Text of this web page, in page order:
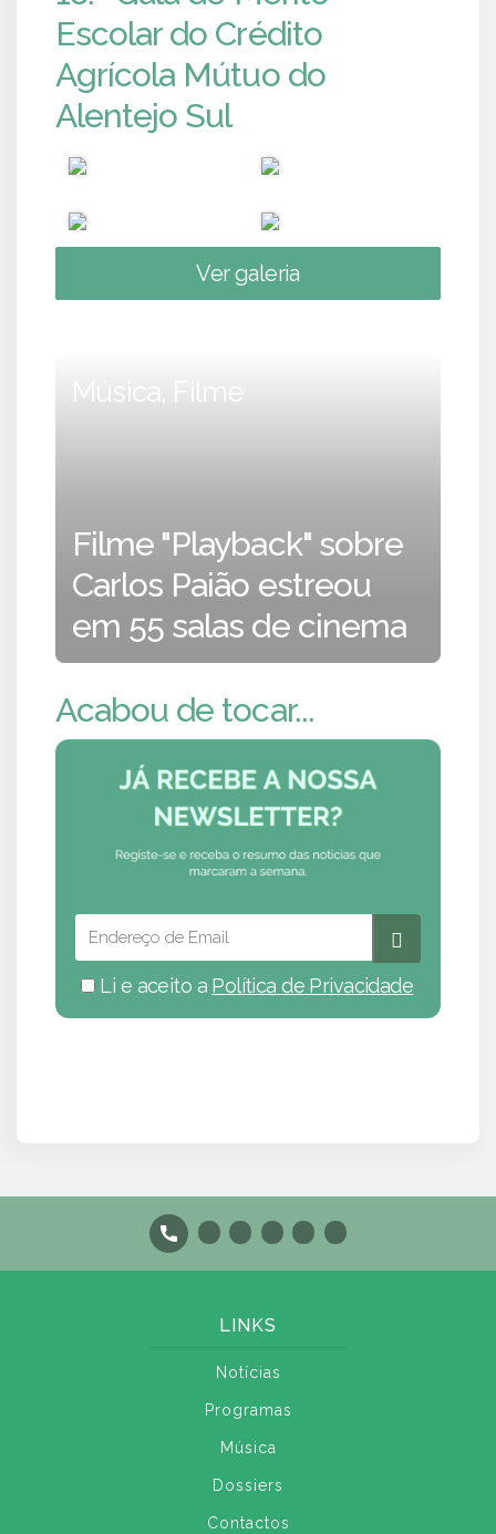
Escolar do Crédito
Agrícola Mútuo do
Alentejo Sul
Ver galeria
Música, Filme
Filme "Playback" sobre
Carlos Paião estreou
em 55 salas de cinema
Acabou de tocar...
Li e aceito a Política de Privacidade
LINKS
Notícias
Programas
Música
Dossiers
Contactos